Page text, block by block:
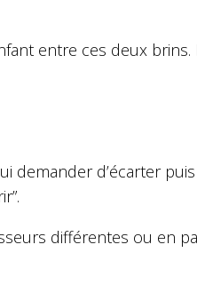
entre ces deux
demander d’écarter
différentes ou en